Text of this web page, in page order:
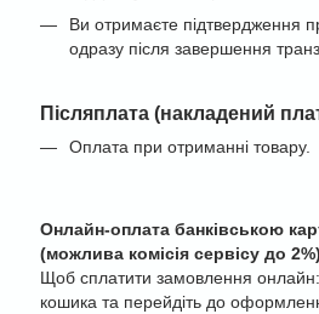
Ви отримаєте підтвердження
одразу після завершення
Післяплата (накладений
Оплата при отриманні товару.
Онлайн-оплата банківською
(можлива комісія сервісу до 2%)
Щоб сплатити замовлення
кошика та перейдіть до